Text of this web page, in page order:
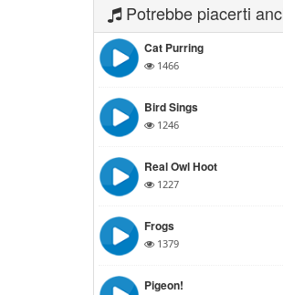
Potrebbe piacerti
Cat Purring
1466
Bird Sings
1246
Real Owl Hoot
1227
Frogs
1379
Pigeon!